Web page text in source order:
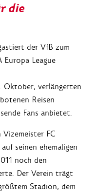
die
der VfB zum
Europa League
Oktober, verlängerten
Reisen
Fans anbietet.
FC
seinen ehemaligen
noch den
Der Verein trägt
Stadion, dem